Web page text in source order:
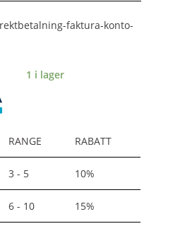
faktura-konto-
1 i lager
RANGE RABATT
3 - 5 10%
6 - 10 15%